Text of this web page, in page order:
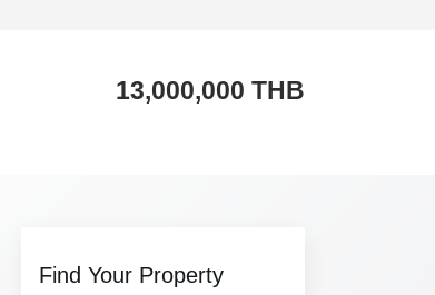
13,000,000 THB
Find Your Property